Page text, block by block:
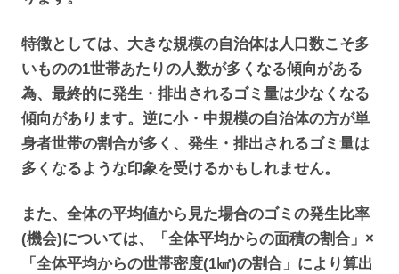
特徴としては、大きな規模の自治体は人口数こそ多
いものの1世帯あたりの人数が多くなる傾向がある
為、最終的に発生・排出されるゴミ量は少なくなる
傾向があります。逆に小・中規模の自治体の方が単
身者世帯の割合が多く、発生・排出されるゴミ量は
多くなるような印象を受けるかもしれません。
また、全体の平均値から見た場合のゴミの発生比率
(機会)については、「全体平均からの面積の割合」×
「全体平均からの世帯密度(1㎢)の割合」により算出